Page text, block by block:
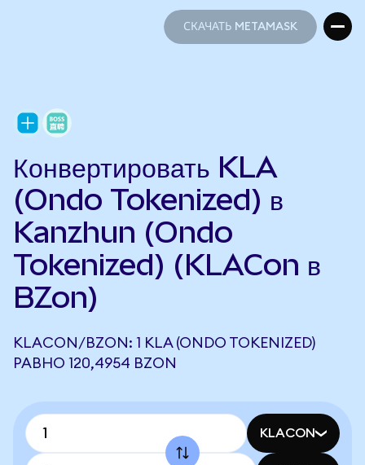
СКАЧАТЬ METAMASK
Конвертировать KLA
(Ondo Tokenized) в
Kanzhun (Ondo
Tokenized) (KLACon в
BZon)
KLACON/BZON: 1 KLA (ONDO TOKENIZED)
РАВНО 120,4954 BZON
KLACON